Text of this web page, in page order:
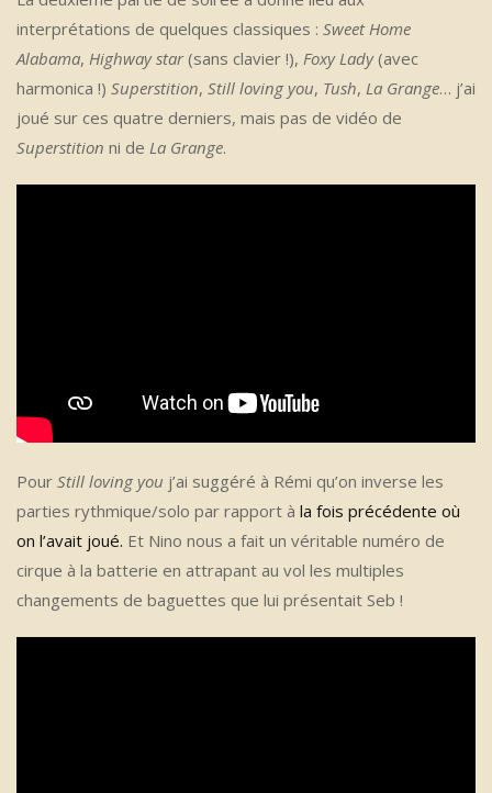
interprétations de quelques classiques : Sweet Home
Alabama, Highway star(sans clavier !), Foxy Lady(avec
harmonica !) Superstition, Still loving you, Tush, La Grange… j’ai
joué sur ces quatre derniers, mais pas de vidéo de
Superstition ni de La Grange.
Pour Still loving you j’ai suggéré à Rémi qu’on inverse les
parties rythmique/solo par rapport à la fois précédente où
on l’avait joué. Et Nino nous a fait un véritable numéro de
cirque à la batterie en attrapant au vol les multiples
changements de baguettes que lui présentait Seb !